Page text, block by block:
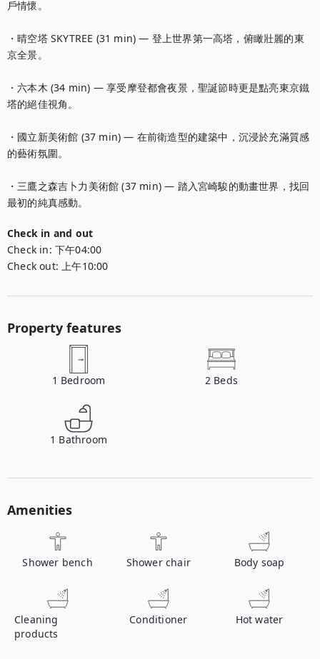
戶情懷。
・晴空塔 SKYTREE (31 min) — 登上世界第一高塔，俯瞰壯麗的東
京全景。
・六本木 (34 min) — 享受摩登都會夜景，聖誕節時更是點亮東京鐵
塔的絕佳視角。
・國立新美術館 (37 min) — 在前衛造型的建築中，沉浸於充滿質感
的藝術氛圍。
・三鷹之森吉卜力美術館 (37 min) — 踏入宮崎駿的動畫世界，找回
最初的純真感動。
Check in and out
Check in: 下午04:00
Check out: 上午10:00
Property features
1 Bedroom 2 Beds
1 Bathroom
Amenities
Shower bench Shower chair Body soap
Cleaning
products
Conditioner Hot water